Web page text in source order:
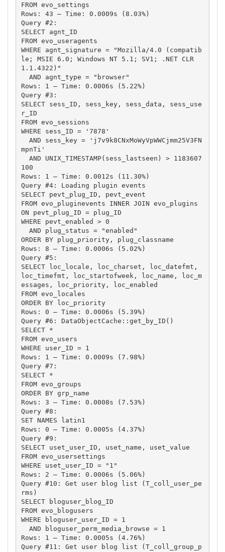
FROM evo_settings
Rows: 43 – Time: 0.0009s (8.03%)
Query #2:
SELECT agnt_ID
FROM evo_useragents
WHERE agnt_signature = "Mozilla/4.0 (compatib
le; MSIE 6.0; Windows NT 5.1; SV1; .NET CLR
1.1.4322)"
Rows: 1 – Time: 0.0006s (5.22%)
Query #3:
SELECT sess_ID, sess_key, sess_data, sess_use
r_ID
FROM evo_sessions
WHERE sess_ID = '7878'
mpnTi'
100
Rows: 1 – Time: 0.0012s (11.30%)
Query #4: Loading plugin events
SELECT pevt_plug_ID, pevt_event
FROM evo_pluginevents INNER JOIN evo_plugins
ON pevt_plug_ID = plug_ID
WHERE pevt_enabled > 0
ORDER BY plug_priority, plug_classname
Rows: 8 – Time: 0.0006s (5.02%)
Query #5:
SELECT loc_locale, loc_charset, loc_datefmt,
loc_timefmt, loc_startofweek, loc_name, loc_m
essages, loc_priority, loc_enabled
FROM evo_locales
ORDER BY loc_priority
Rows: 0 – Time: 0.0006s (5.39%)
Query #6: DataObjectCache::get_by_ID()
SELECT *
FROM evo_users
WHERE user_ID = 1
Rows: 1 – Time: 0.0009s (7.98%)
Query #7:
SELECT *
FROM evo_groups
ORDER BY grp_name
Rows: 3 – Time: 0.0008s (7.53%)
Query #8:
SET NAMES latin1
Rows: 0 – Time: 0.0005s (4.37%)
Query #9:
SELECT uset_user_ID, uset_name, uset_value
FROM evo_usersettings
WHERE uset_user_ID = "1"
Rows: 2 – Time: 0.0006s (5.06%)
Query #10: Get user blog list (T_coll_user_pe
rms)
SELECT bloguser_blog_ID
FROM evo_blogusers
WHERE bloguser_user_ID = 1
Rows: 1 – Time: 0.0005s (4.76%)
Query #11: Get user blog list (T_coll_group_p